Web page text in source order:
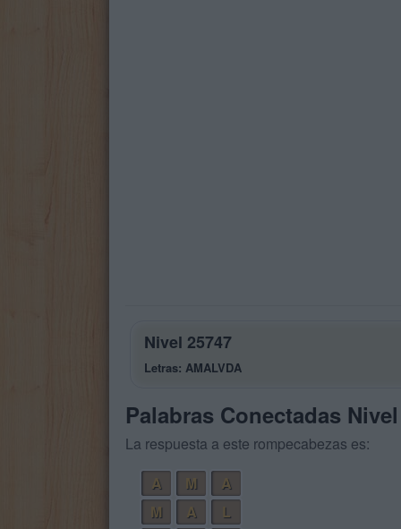
Nivel 25747
Letras: AMALVDA
Palabras Conectadas
La respuesta a este rompecabezas es:
A
M
A
M
A
L